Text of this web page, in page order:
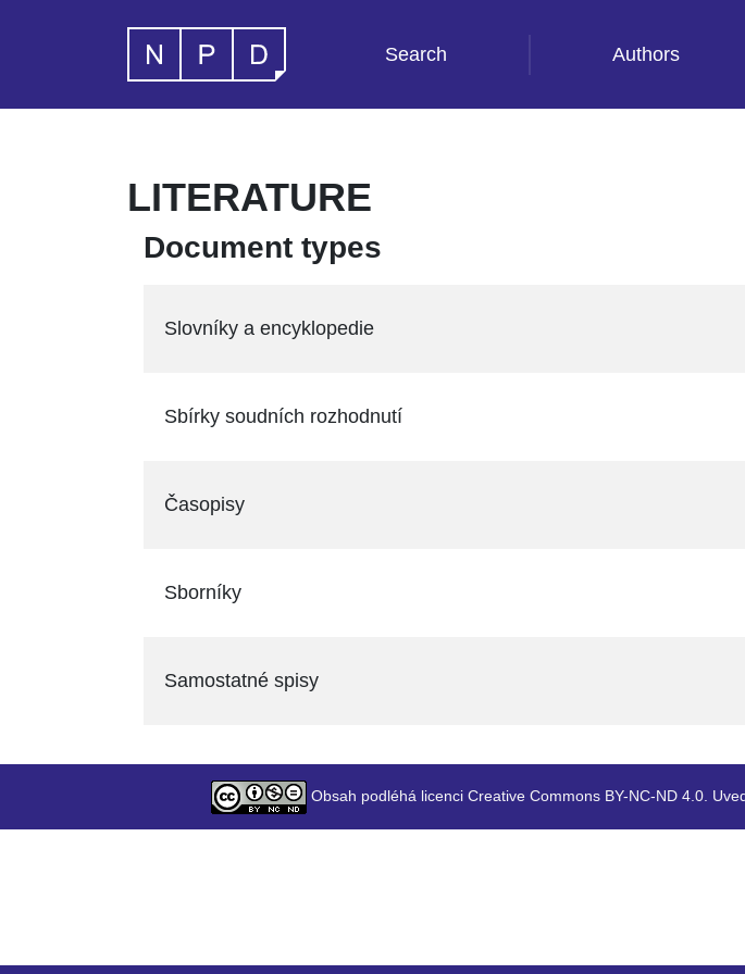
Search Authors
LITERATURE
Document types
Slovníky a encyklopedie
Sbírky soudních rozhodnutí
Časopisy
Sborníky
Samostatné spisy
Obsah podléhá licenci Creative Commons BY-NC-ND 4.0.